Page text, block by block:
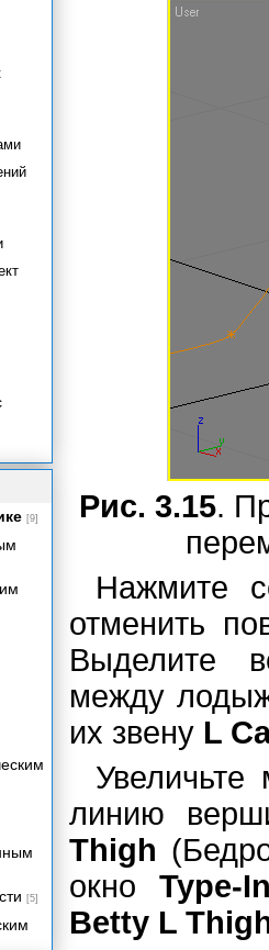
Рис. 3.15.
Нажмите
отменить
Выделите
между
их звену L
линию
Thigh
окно Type-
Betty L
[9]
[5]